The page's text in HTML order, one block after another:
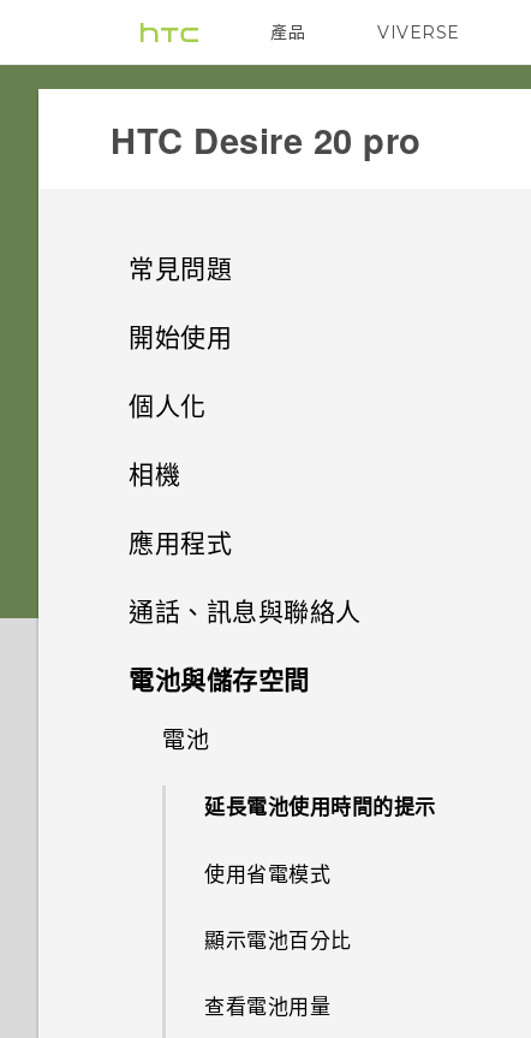
產品
VIVE G REIGNS
VIVERSE
‎HTC Desire 20 pro‎
常見問題
電源與充電
手機無法充電時該怎麼做？
為何電池電力消耗如此快速？
如何使用尋找我的裝置尋找手機
會鎖住？
的 SD 卡設為內部儲存裝置？
安裝軟體更新後，曾設為內部儲
如何將 SD 卡設為可攜式儲存空
間？
Google 相簿無法讓我刪除 SD
資料夾複製或移到 SD 卡？
如何檢視 USB 隨身碟內的檔案
與資料夾？
Google Assistant 為何沒有回
應？
為何手機上的應用程式會當機並
強制關閉？
如何知道我是否安裝了惡意的第
三方應用程式？
如何設定預設的簡訊應用程式？
如何啟用開發人員選項？
系統效能
為何手機反應緩慢且靜止不動？
為何手機會自動關機？
手機異常過熱或溫度過高時該怎
麼辦？
式？
無線與網路
我可以在手機上切換到另一個
做？
如何將手機的網際網路連線分享
腦。檔案存到哪裡去了？
如何將業者的存取點名稱新增至
設定與其他
我能將 Micro SIM 卡剪小為
內嗎？
如何找出手機的 IMEI/MEID 和
程式？
開始使用
打開包裝與設定
插入 nano SIM 卡和 microSD
卡
為電池充電
開啟或關閉手機
初次設定手機
新增帳號
HTC Desire 20 pro 解除鎖定的
的方式
擷取手機畫面
開啟或關閉睡眠模式
觸控手勢
主畫面
鎖定螢幕
使用快速設定
調整音量和音效設定
程式更新
查看系統軟體版本
檢查系統軟體更新
個人化
主畫面配置
變更桌布
新增應用程式至主畫面
新增主畫面小工具
將應用程式整理至資料夾
新增或移除主畫面面板
相機
拍照和錄影
四鏡頭相機
開始使用相機應用程式
對焦和縮放
拍攝相片
拍攝連拍相片
拍攝人像照或自拍照
拍攝影片
應用程式
安裝及移除應用程式
從 Google Play 商店取得應用
程式
管理應用程式
應用程式捷徑
切換最近使用的應用程式
同時使用兩個應用程式
使用子母畫面
控制應用程式權限
通話、訊息與聯絡人
手機通話功能
電話應用程式的功能
撥打電話
回撥未接來電
接聽來電或拒接來電
通話期間可以執行的動作
簡訊與多媒體簡訊
關於訊息應用程式
傳送簡訊 (SMS)
傳送多媒體訊息 (MMS)
傳送群組訊息 (SMS)
聯絡人
電池與儲存空間
電池
延長電池使用時間的提示
使用省電模式
顯示電池百分比
查看電池用量